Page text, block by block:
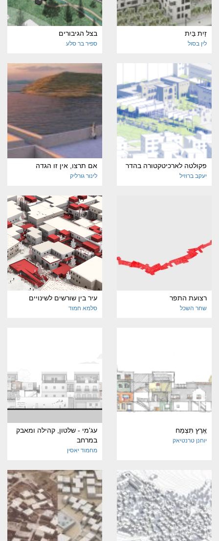
זַיִת בַּיִת
לין בסול
בצל הגיבורים
ספיר בר סלע
פקולטה לארכיטקטורה בהדר
יעקב ברוזיל
אם תרצו, אין זו הגדה
לינור גורליק
רצועת התפר
שחר השכל
עיר בין שורשים לשינויים
סלמא חמוד
ֵאֶרֶץ תִּצְמַח
יוחנן טרנטיאק
עג'מי - שלטון, קהילה ומאבק
במרחב
מחמוד יאסין